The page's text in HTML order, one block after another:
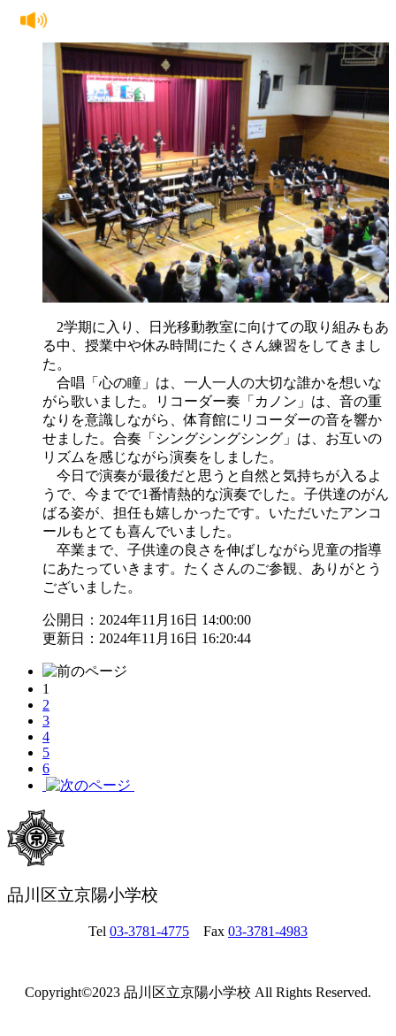
2学期に入り、日光移動教室に向けての取り組みもあ
る中、授業中や休み時間にたくさん練習をしてきまし
た。
合唱「心の瞳」は、一人一人の大切な誰かを想いな
がら歌いました。リコーダー奏「カノン」は、音の重
なりを意識しながら、体育館にリコーダーの音を響か
せました。合奏「シングシングシング」は、お互いの
リズムを感じながら演奏をしました。
今日で演奏が最後だと思うと自然と気持ちが入るよ
うで、今までで1番情熱的な演奏でした。子供達のがん
ばる姿が、担任も嬉しかったです。いただいたアンコ
ールもとても喜んでいました。
卒業まで、子供達の良さを伸ばしながら児童の指導
にあたっていきます。たくさんのご参観、ありがとう
ございました。
公開日：2024年11月16日 14:00:00
更新日：2024年11月16日 16:20:44
1
2
3
4
5
6
品川区立京陽小学校
Tel 03-3781-4775 Fax 03-3781-4983
Copyright©2023 品川区立京陽小学校 All Rights Reserved.